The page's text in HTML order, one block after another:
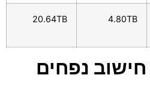
4.80TB
20.64TB
נפחים